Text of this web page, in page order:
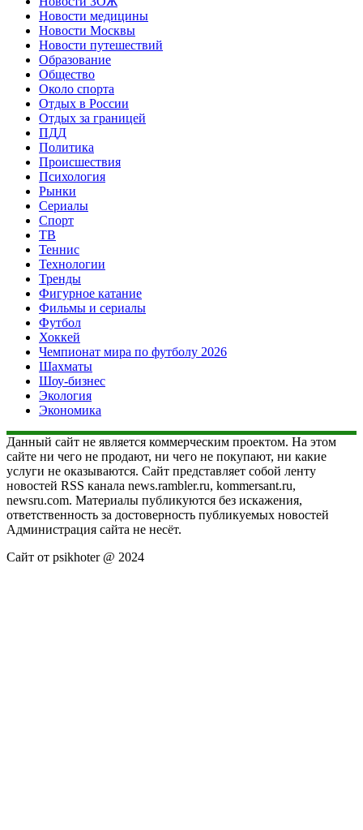
Новости медицины
Новости Москвы
Новости путешествий
Образование
Общество
Около спорта
Отдых в России
Отдых за границей
ПДД
Политика
Происшествия
Психология
Рынки
Сериалы
Спорт
ТВ
Теннис
Технологии
Тренды
Фигурное катание
Фильмы и сериалы
Футбол
Хоккей
Чемпионат мира по футболу 2026
Шахматы
Шоу-бизнес
Экология
Экономика
Данный сайт не является коммерческим проектом. На этом
сайте ни чего не продают, ни чего не покупают, ни какие
услуги не оказываются. Сайт представляет собой ленту
новостей RSS канала news.rambler.ru, kommersant.ru,
newsru.com. Материалы публикуются без искажения,
ответственность за достоверность публикуемых новостей
Администрация сайта не несёт.
Сайт от psikhoter @ 2024